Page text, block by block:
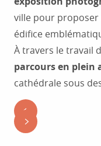
ville pour proposer
édifice
À travers le travail
parcours en plein
cathédrale sous